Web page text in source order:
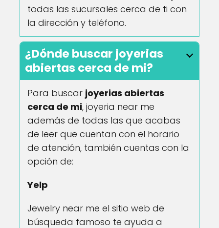
todas las sucursales cerca de ti con
la dirección y teléfono.
¿Dónde buscar joyerias
abiertas cerca de mi?
Para buscar joyerias abiertas
cerca de mi, joyeria near me
además de todas las que acabas
de leer que cuentan con el horario
de atención, también cuentas con la
opción de:
Yelp
Jewelry near me el sitio web de
búsqueda famoso te ayuda a